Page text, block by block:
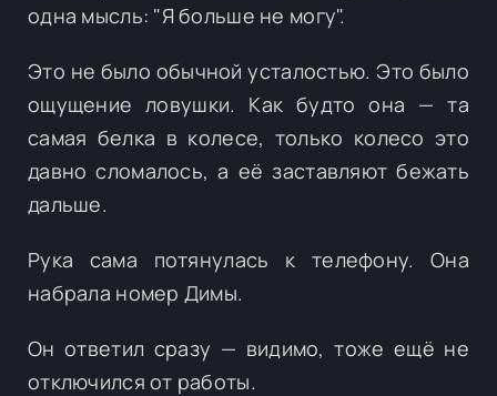
одна мысль: "Я больше не могу".
Это не было обычной усталостью. Это было
ощущение ловушки. Как будто она — та
самая белка в колесе, только колесо это
давно сломалось, а её заставляют бежать
дальше.
Рука сама потянулась к телефону. Она
набрала номер Димы.
Он ответил сразу — видимо, тоже ещё не
отключился от работы.